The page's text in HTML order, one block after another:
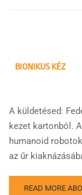
BIONIKUS KÉZ
A küldetésed:
kezet kartonból.
humanoid
az űr
READ MORE